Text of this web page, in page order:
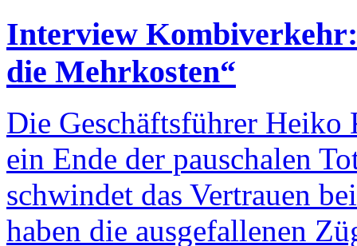
Interview
die Mehrkosten“
Die Geschäftsführer
ein Ende der pauschalen
schwindet das Vertrauen
haben die ausgefallenen